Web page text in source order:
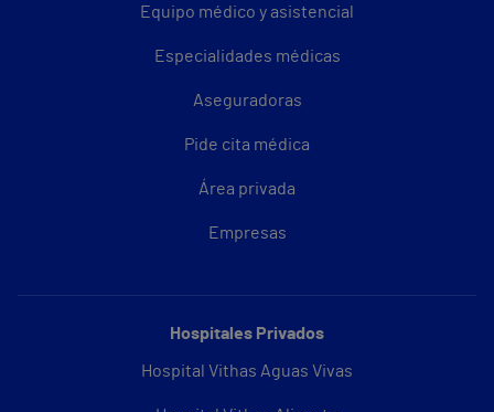
Equipo médico y asistencial
Especialidades médicas
Aseguradoras
Pide cita médica
Área privada
Empresas
Hospitales Privados
Hospital Vithas Aguas Vivas